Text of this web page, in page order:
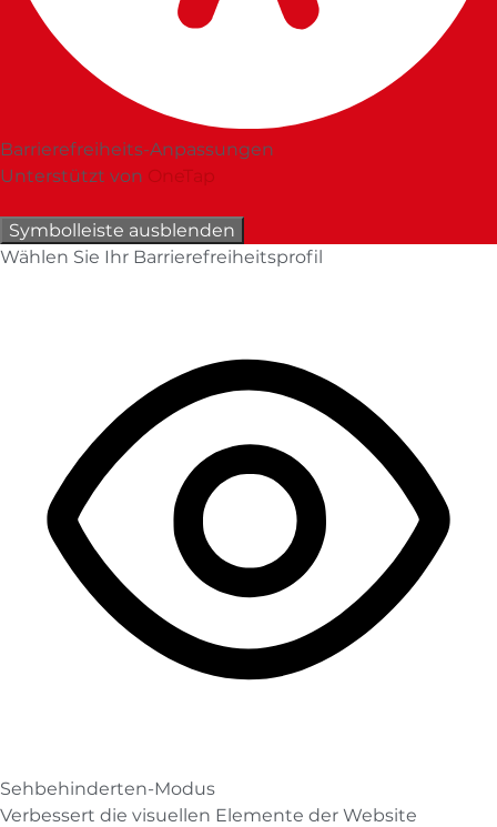
Barrierefreiheits-Anpassungen
Unterstützt von OneTap
Symbolleiste ausblenden
Wählen Sie Ihr Barrierefreiheitsprofil
Sehbehinderten-Modus
Verbessert die visuellen Elemente der Website